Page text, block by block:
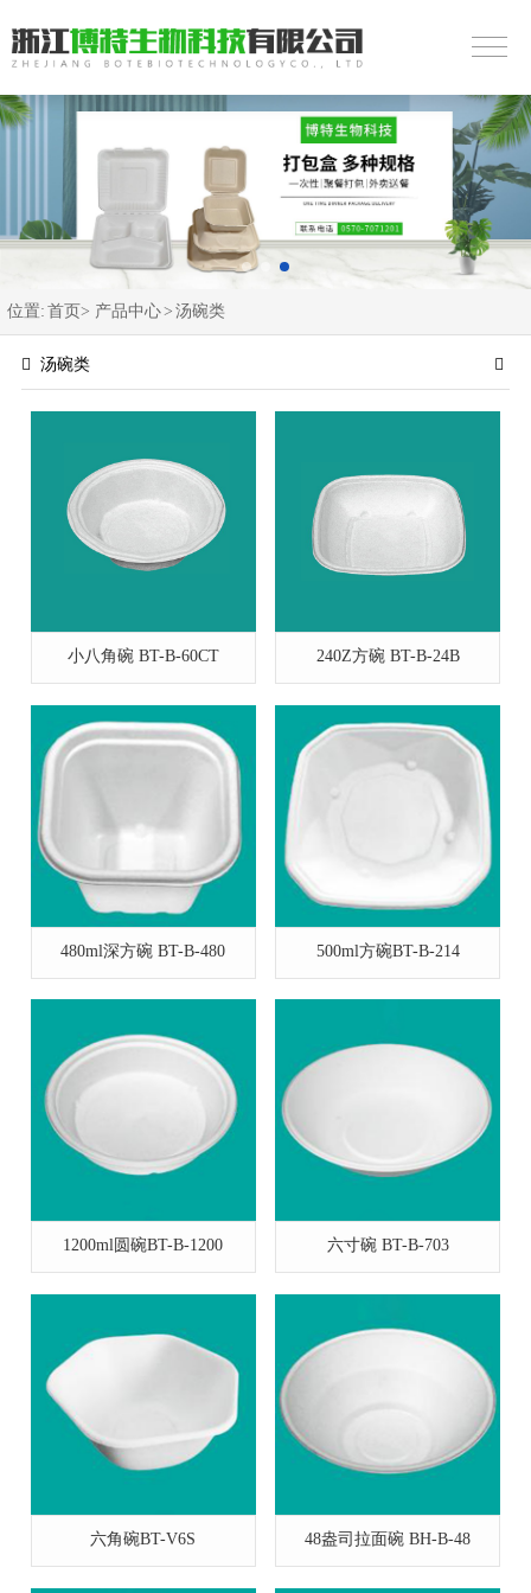
位置: 首页> 产品中心> 汤碗类
汤碗类
小八角碗 BT-B-60CT 240Z方碗 BT-B-24B
480ml深方碗 BT-B-480 500ml方碗BT-B-214
1200ml圆碗BT-B-1200 六寸碗 BT-B-703
六角碗BT-V6S 48盎司拉面碗 BH-B-48